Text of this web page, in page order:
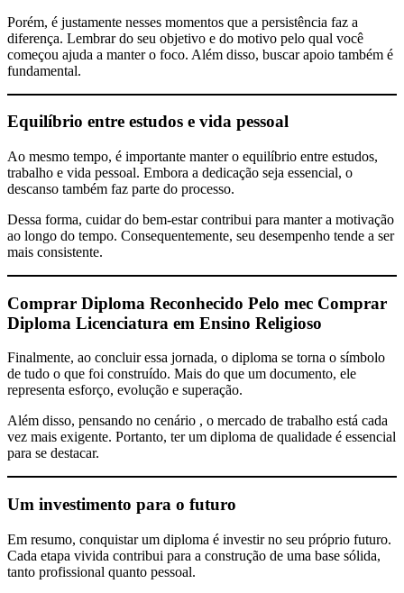
Porém, é justamente nesses momentos que a persistência faz a
diferença. Lembrar do seu objetivo e do motivo pelo qual você
começou ajuda a manter o foco. Além disso, buscar apoio também é
fundamental.
Equilíbrio entre estudos e vida pessoal
Ao mesmo tempo, é importante manter o equilíbrio entre estudos,
trabalho e vida pessoal. Embora a dedicação seja essencial, o
descanso também faz parte do processo.
Dessa forma, cuidar do bem-estar contribui para manter a motivação
ao longo do tempo. Consequentemente, seu desempenho tende a ser
mais consistente.
Comprar Diploma Reconhecido Pelo mec Comprar
Diploma Licenciatura em Ensino Religioso
Finalmente, ao concluir essa jornada, o diploma se torna o símbolo
de tudo o que foi construído. Mais do que um documento, ele
representa esforço, evolução e superação.
Além disso, pensando no cenário , o mercado de trabalho está cada
vez mais exigente. Portanto, ter um diploma de qualidade é essencial
para se destacar.
Um investimento para o futuro
Em resumo, conquistar um diploma é investir no seu próprio futuro.
Cada etapa vivida contribui para a construção de uma base sólida,
tanto profissional quanto pessoal.